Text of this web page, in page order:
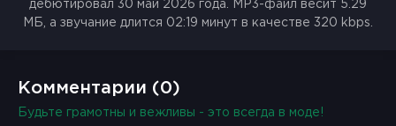
дебютировал 30 май 2026 года. MP3-файл весит 5.29
МБ, а звучание длится 02:19 минут в качестве 320 kbps.
Комментарии (0)
Будьте грамотны и вежливы - это всегда в моде!